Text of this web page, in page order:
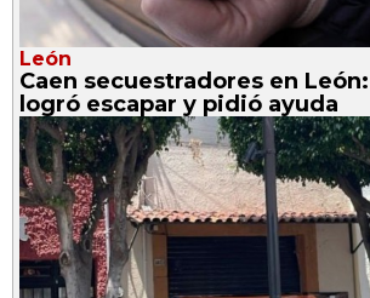
León
Caen secuestradores en
logró escapar y pidió ayuda